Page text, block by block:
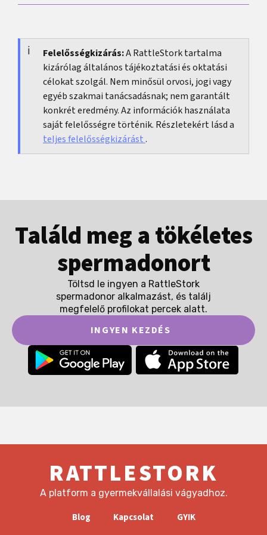
beleegyezések, az eredmény tervezett
felhasználása és egy reális terv arra, hogyan
kezelik majd a következményeket.
Felelősségkizárás:A RattleStork tartalma
kizárólag általános tájékoztatási és oktatási
célokat szolgál. Nem minősül orvosi, jogi vagy
egyéb szakmai tanácsadásnak; nem garantált
konkrét eredmény. Az információk használata
saját felelősségre történik. Részletekért lásd a
teljes felelősségkizárást.
Találd meg a tökéletes
spermadonort
Töltsd le ingyen a RattleStork
spermadonor alkalmazást, és találj
megfelelő profilokat percek alatt.
INGYEN KEZDÉS
RATTLESTORK
A platform a gyermekvállalási vágyadhoz.
Blog Kapcsolat GYIK